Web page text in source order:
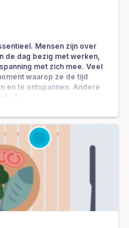
Mensen zijn over
de dag bezig met werken,
met zich mee. Veel
waarop ze de tijd
en te ontspannen. Andere
[…]